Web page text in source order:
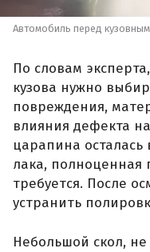
Автомобиль перед
По словам
кузова нужно
повреждения,
влияния дефекта
царапина
лака, полноценная
требуется. После
устранить
Небольшой скол,